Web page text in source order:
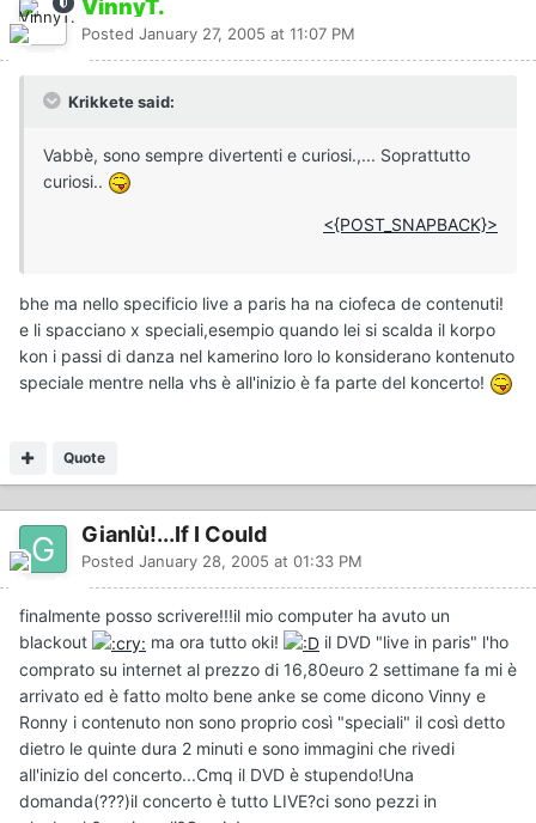
VinnyT.
Posted January 27, 2005 at 11:07 PM
Krikkete said:
Vabbè, sono sempre divertenti e curiosi.,... Soprattutto
curiosi..
<{POST_SNAPBACK}>
bhe ma nello specificio live a paris ha na ciofeca de contenuti!
e li spacciano x speciali,esempio quando lei si scalda il korpo
kon i passi di danza nel kamerino loro lo konsiderano kontenuto
speciale mentre nella vhs è all'inizio è fa parte del koncerto!
Quote
Gianlù!...If I Could
Posted January 28, 2005 at 01:33 PM
finalmente posso scrivere!!!il mio computer ha avuto un
blackout
ma ora tutto oki!
il DVD "live in paris" l'ho
comprato su internet al prezzo di 16,80euro 2 settimane fa mi è
arrivato ed è fatto molto bene anke se come dicono Vinny e
Ronny i contenuto non sono proprio così "speciali" il così detto
dietro le quinte dura 2 minuti e sono immagini che rivedi
all'inizio del concerto...Cmq il DVD è stupendo!Una
domanda(???)il concerto è tutto LIVE?ci sono pezzi in